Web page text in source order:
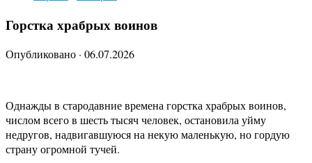
Горстка храбрых воинов
Опубликовано · 06.07.2026
Однажды в стародавние времена горстка храбрых воинов,
числом всего в шесть тысяч человек, остановила уйму
недругов, надвигавшуюся на некую маленькую, но гордую
страну огромной тучей.